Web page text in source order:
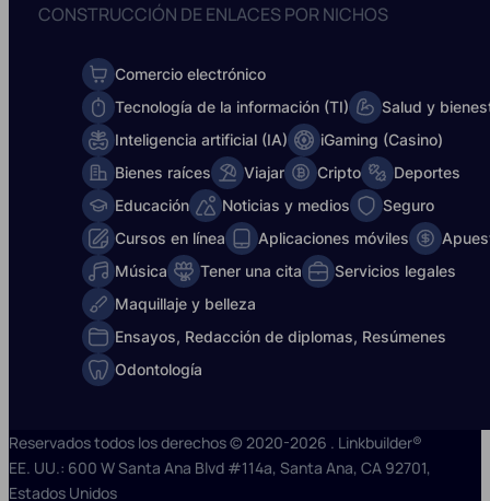
CONSTRUCCIÓN DE ENLACES POR NICHOS
Comercio electrónico
Tecnología de la información (TI)
Salud y
Inteligencia artificial (IA)
iGaming (Casino)
Bienes raíces
Viajar Cripto
Deportes
Educación
Noticias y medios
Seguro
Cursos en línea
Aplicaciones móviles
Música
Tener una cita
Servicios legales
Maquillaje y belleza
Ensayos, Redacción de diplomas, Resúmenes
Odontología
Reservados todos los derechos © 2020-2026 . Linkbuilder®
EE. UU.: 600 W Santa Ana Blvd #114a, Santa Ana, CA 92701,
Estados Unidos